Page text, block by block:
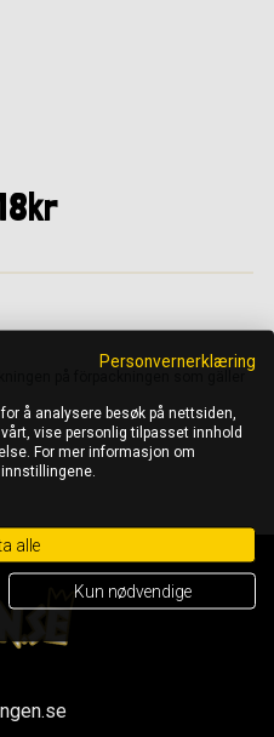
på förpackningen som gäller
Personvernerklæring
å analysere besøk på nettsiden,
vise personlig tilpasset innhold
For mer informasjon om
alle
Kun nødvendige